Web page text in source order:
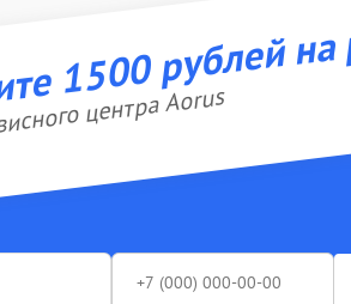
1500 рублей
центра Aorus